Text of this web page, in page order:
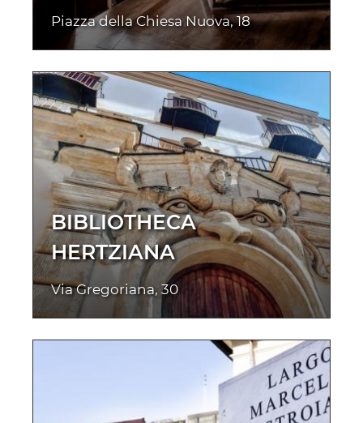
Piazza della Chiesa Nuova, 18
BIBLIOTHECA
HERTZIANA
Via Gregoriana, 30